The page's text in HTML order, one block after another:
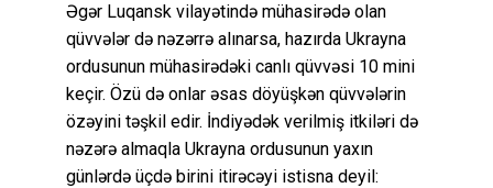
Əgər Luqansk vilayətində mühasirədə olan
qüvvələr də nəzərrə alınarsa, hazırda Ukrayna
ordusunun mühasirədəki canlı qüvvəsi 10 mini
keçir. Özü də onlar əsas döyüşkən qüvvələrin
özəyini təşkil edir. İndiyədək verilmiş itkiləri də
nəzərə almaqla Ukrayna ordusunun yaxın
günlərdə üçdə birini itirəcəyi istisna deyil: